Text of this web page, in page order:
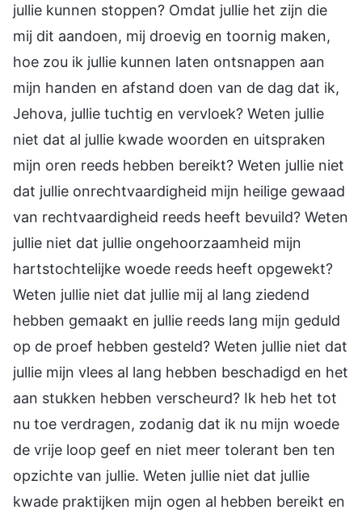
jullie kunnen stoppen? Omdat jullie het zijn die
mij dit aandoen, mij droevig en toornig maken,
hoe zou ik jullie kunnen laten ontsnappen aan
mijn handen en afstand doen van de dag dat ik,
Jehova, jullie tuchtig en vervloek? Weten jullie
niet dat al jullie kwade woorden en uitspraken
mijn oren reeds hebben bereikt? Weten jullie niet
dat jullie onrechtvaardigheid mijn heilige gewaad
van rechtvaardigheid reeds heeft bevuild? Weten
jullie niet dat jullie ongehoorzaamheid mijn
hartstochtelijke woede reeds heeft opgewekt?
Weten jullie niet dat jullie mij al lang ziedend
hebben gemaakt en jullie reeds lang mijn geduld
op de proef hebben gesteld? Weten jullie niet dat
jullie mijn vlees al lang hebben beschadigd en het
aan stukken hebben verscheurd? Ik heb het tot
nu toe verdragen, zodanig dat ik nu mijn woede
de vrije loop geef en niet meer tolerant ben ten
opzichte van jullie. Weten jullie niet dat jullie
kwade praktijken mijn ogen al hebben bereikt en